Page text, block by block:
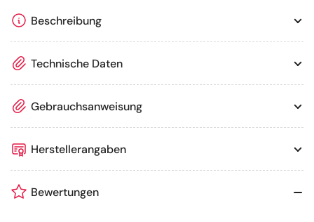
Beschreibung
Technische Daten
Gebrauchsanweisung
Herstellerangaben
Bewertungen